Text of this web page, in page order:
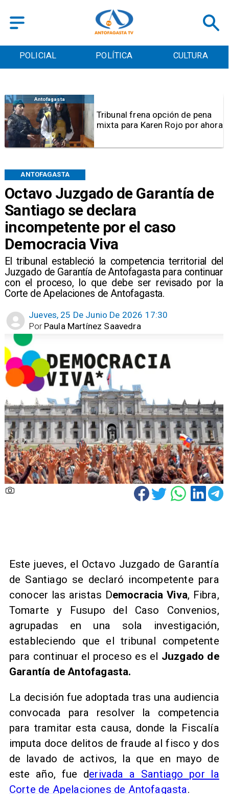
POLICIAL POLÍTICA CULTURA
Octavo Juzgado de Garantía de
Santiago se declara
incompetente por el caso
Democracia Viva
El tribunal estableció la competencia territorial del
Juzgado de Garantía de Antofagasta para continuar
con el proceso, lo que debe ser revisado por la
Corte de Apelaciones de Antofagasta.
ANTOFAGASTA
Jueves, 25 De Junio De 2026 17:30
Paula Martínez Saavedra
Por
Antofagasta
Tribunal frena opción de pena
mixta para Karen Rojo por ahora
Este jueves, el Octavo Juzgado de Garantía
de Santiago se declaró incompetente para
conocer las aristas Democracia Viva, Fibra,
Tomarte y Fusupo del Caso Convenios,
agrupadas en una sola investigación,
estableciendo que el tribunal competente
para continuar el proceso es el Juzgado de
Garantía de Antofagasta.
La decisión fue adoptada tras una audiencia
convocada para resolver la competencia
para tramitar esta causa, donde la Fiscalía
imputa doce delitos de fraude al fisco y dos
de lavado de activos, la que en mayo de
este año, fue derivada a Santiago por la
Corte de Apelaciones de Antofagasta.